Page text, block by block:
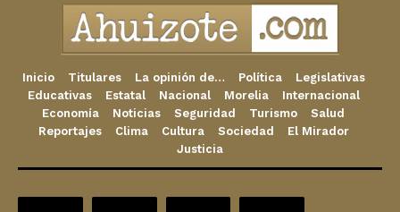
Inicio Titulares La opinión de… Política
Legislativas
Educativas
Estatal Nacional Morelia
Internacional
Economía
Noticias Seguridad Turismo
Salud
Reportajes
Clima Cultura Sociedad
El Mirador
Justicia